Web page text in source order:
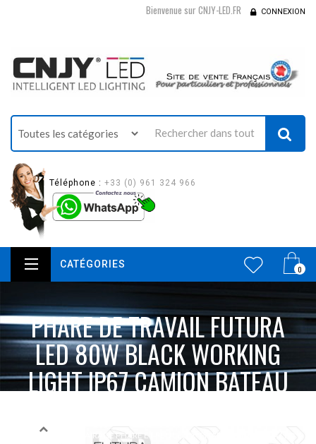
Bienvenue sur CNJY-LED.FR CONNEXION
Téléphone : +33 (0) 961 324 966
0
CATÉGORIES
PHARE DE TRAVAIL FUTURA
LED 80W BLACK WORKING
LIGHT IP67 CAMION BATEAU
ACCUEIL ECLAIRAGE PHARE ET FEU LED